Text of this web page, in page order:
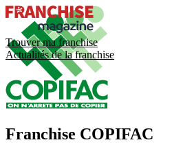
Trouver ma franchise
Actualités de la franchise
Franchise COPIFAC